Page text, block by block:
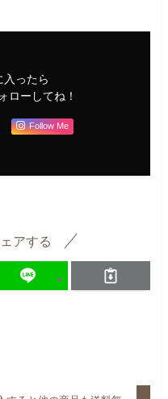
入ったら
ローしてね！
Follow Me
アする